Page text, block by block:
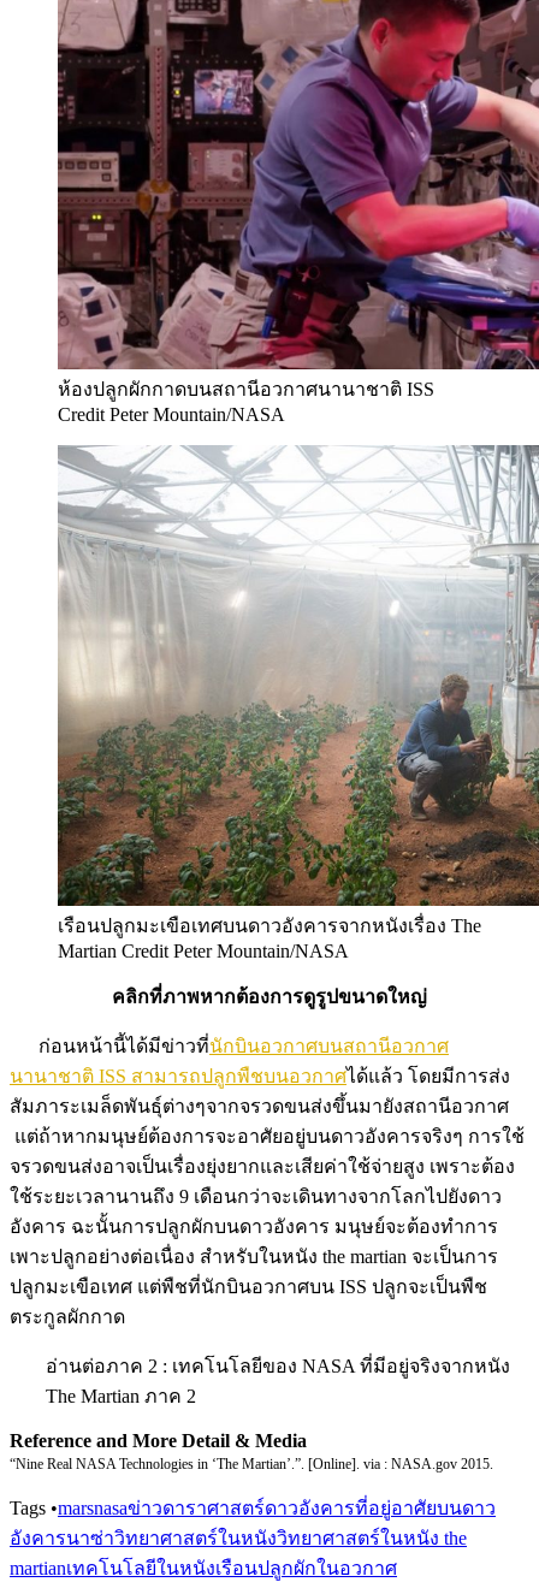
ห้องปลูกผักกาดบนสถานีอวกาศนานาชาติ ISS
Credit Peter Mountain/NASA
เรือนปลูกมะเขือเทศบนดาวอังคารจากหนังเรื่อง The
Martian Credit Peter Mountain/NASA
คลิกที่ภาพหากต้องการดูรูปขนาดใหญ่
ก่อนหน้านี้ได้มีข่าวที่นักบินอวกาศบนสถานีอวกาศ
นานาชาติ ISS สามารถปลูกพืชบนอวกาศได้แล้ว โดยมีการส่ง
สัมภาระเมล็ดพันธุ์ต่างๆจากจรวดขนส่งขึ้นมายังสถานีอวกาศ
แต่ถ้าหากมนุษย์ต้องการจะอาศัยอยู่บนดาวอังคารจริงๆ การใช้
จรวดขนส่งอาจเป็นเรื่องยุ่งยากและเสียค่าใช้จ่ายสูง เพราะต้อง
ใช้ระยะเวลานานถึง 9 เดือนกว่าจะเดินทางจากโลกไปยังดาว
อังคาร ฉะนั้นการปลูกผักบนดาวอังคาร มนุษย์จะต้องทำการ
เพาะปลูกอย่างต่อเนื่อง สำหรับในหนัง the martian จะเป็นการ
ปลูกมะเขือเทศ แต่พืชที่นักบินอวกาศบน ISS ปลูกจะเป็นพืช
ตระกูลผักกาด
อ่านต่อภาค 2 : เทคโนโลยีของ NASA ที่มีอยู่จริงจากหนัง
The Martian ภาค 2
Reference and More Detail & Media
“Nine Real NASA Technologies in ‘The Martian’.”. [Online]. via : NASA.gov 2015.
Tags •marsnasaข่าวดาราศาสตร์ดาวอังคารที่อยู่อาศัยบนดาว
อังคารนาซ่าวิทยาศาสตร์ในหนังวิทยาศาสตร์ในหนัง the
martianเทคโนโลยีในหนังเรือนปลูกผักในอวกาศ